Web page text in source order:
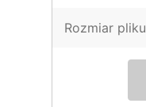
Rozmiar pliku